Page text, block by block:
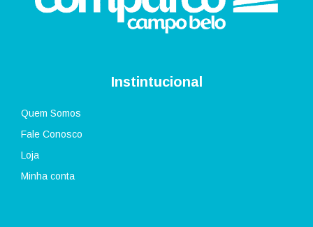
Instintucional
Quem Somos
Fale Conosco
Loja
Minha conta